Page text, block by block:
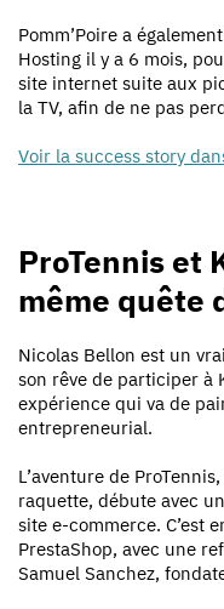
Pomm’Poire a
Hosting il y a 6 mois,
site internet suite aux
la TV, afin de ne pas
Voir la success story
ProTennis et
même quête
Nicolas Bellon est un
son rêve de participer à
expérience qui va de
entrepreneurial.
L’aventure de
raquette, débute avec
site e-commerce. C’est
PrestaShop, avec une
Samuel Sanchez,